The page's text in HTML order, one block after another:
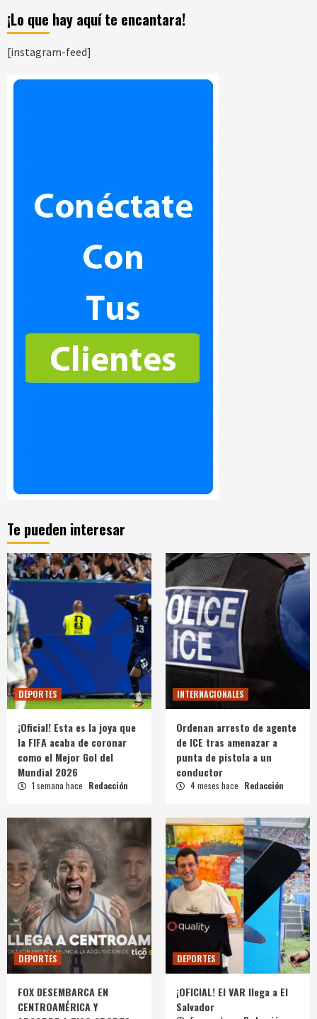
¡Lo que hay aquí te encantara!
[instagram-feed]
Te pueden interesar
DEPORTES
¡Oficial! Esta es la joya que
la FIFA acaba de coronar
como el Mejor Gol del
Mundial 2026
1 semana hace Redacción
INTERNACIONALES
Ordenan arresto de agente
de ICE tras amenazar a
punta de pistola a un
conductor
4 meses hace Redacción
DEPORTES
FOX DESEMBARCA EN
CENTROAMÉRICA Y
DEPORTES
¡OFICIAL! El VAR llega a El
Salvador